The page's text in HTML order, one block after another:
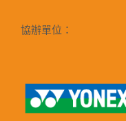
協辦單位：